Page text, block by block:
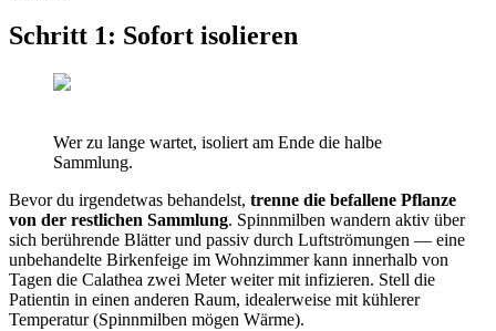
Schritt 1: Sofort isolieren
Wer zu lange wartet, isoliert am Ende die halbe
Sammlung.
Bevor du irgendetwas behandelst, trenne die befallene Pflanze
von der restlichen Sammlung. Spinnmilben wandern aktiv über
sich berührende Blätter und passiv durch Luftströmungen — eine
unbehandelte Birkenfeige im Wohnzimmer kann innerhalb von
Tagen die Calathea zwei Meter weiter mit infizieren. Stell die
Patientin in einen anderen Raum, idealerweise mit kühlerer
Temperatur (Spinnmilben mögen Wärme).